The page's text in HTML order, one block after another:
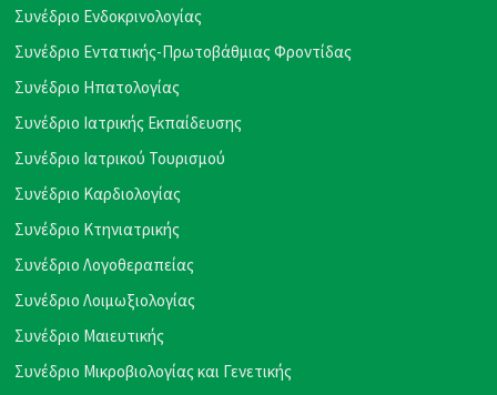
Συνέδριο Ενδοκρινολογίας
Συνέδριο Εντατικής-Πρωτοβάθμιας Φροντίδας
Συνέδριο Ηπατολογίας
Συνέδριο Ιατρικής Εκπαίδευσης
Συνέδριο Ιατρικού Τουρισμού
Συνέδριο Καρδιολογίας
Συνέδριο Κτηνιατρικής
Συνέδριο Λογοθεραπείας
Συνέδριο Λοιμωξιολογίας
Συνέδριο Μαιευτικής
Συνέδριο Μικροβιολογίας και Γενετικής